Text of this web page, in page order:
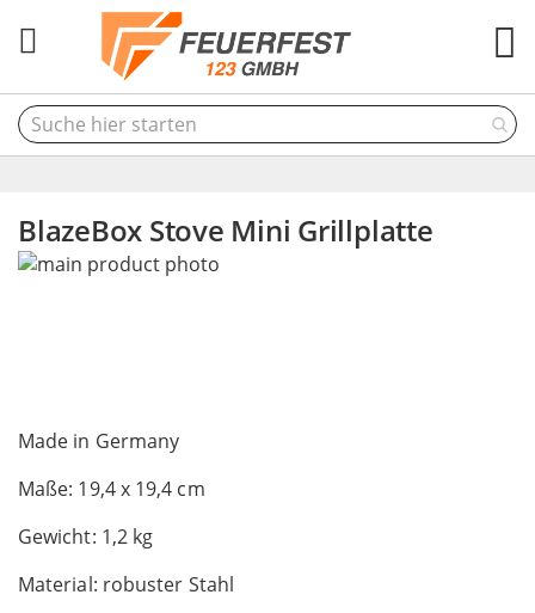
BlazeBox Stove Mini Grillplatte
Made in Germany
Maße: 19,4 x 19,4 cm
Gewicht: 1,2 kg
Material: robuster Stahl
Skip
gallery
to
beginning
the
images
gallery